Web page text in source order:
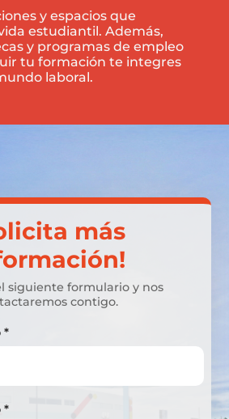
y espacios que
estudiantil. Además,
y programas de empleo
tu formación te integres
laboral.
más
siguiente formulario y nos
contigo.
*
*